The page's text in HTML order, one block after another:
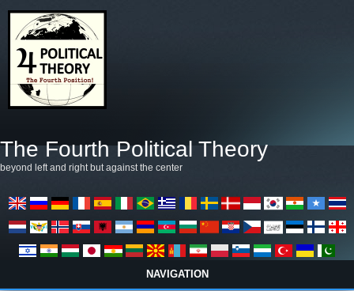
The Fourth Political Theory
beyond left and right but against the center
NAVIGATION